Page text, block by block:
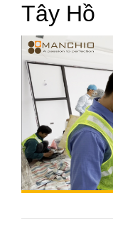
Tây Hồ